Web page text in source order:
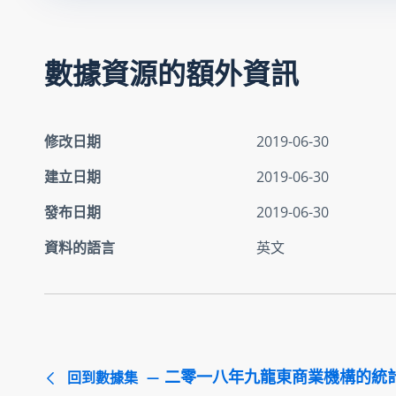
數據資源的額外資訊
修改日期
2019-06-30
建立日期
2019-06-30
發布日期
2019-06-30
資料的語言
英文
回到數據集 二零一八年九龍東商業機構的統